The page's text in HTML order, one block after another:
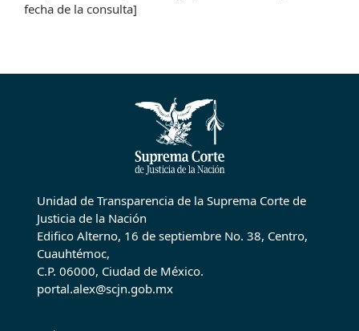
fecha de la consulta]
Unidad de Transparencia de la Suprema Corte de
Justicia de la Nación
Edifico Alterno, 16 de septiembre No. 38, Centro,
Cuauhtémoc,
C.P. 06000, Ciudad de México.
portal.alex@scjn.gob.mx